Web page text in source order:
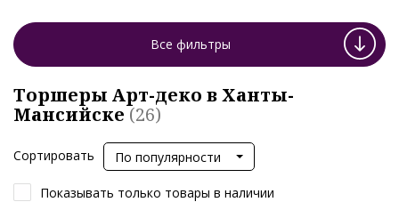
Все фильтры
Торшеры Арт-деко в Ханты-
Мансийске(26)
Сортировать По популярности
Показывать только товары в наличии